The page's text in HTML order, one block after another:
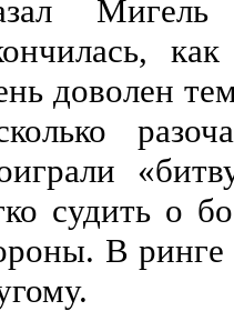
доволен
судить о
В ринге